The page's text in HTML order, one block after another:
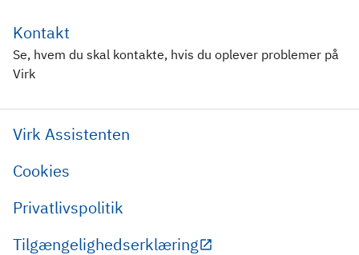
Kontakt
Se, hvem du skal kontakte, hvis du oplever problemer på
Virk
Virk Assistenten
Cookies
Privatlivspolitik
Tilgængelighedserklæring